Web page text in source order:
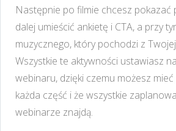
Następnie po filmie chcesz pokazać
dalej umieścić ankietę i CTA, a przy
muzycznego, który pochodzi z
Wszystkie te aktywności ustawiasz
webinaru, dzięki czemu możesz
każda część i że wszystkie
webinarze znajdą.